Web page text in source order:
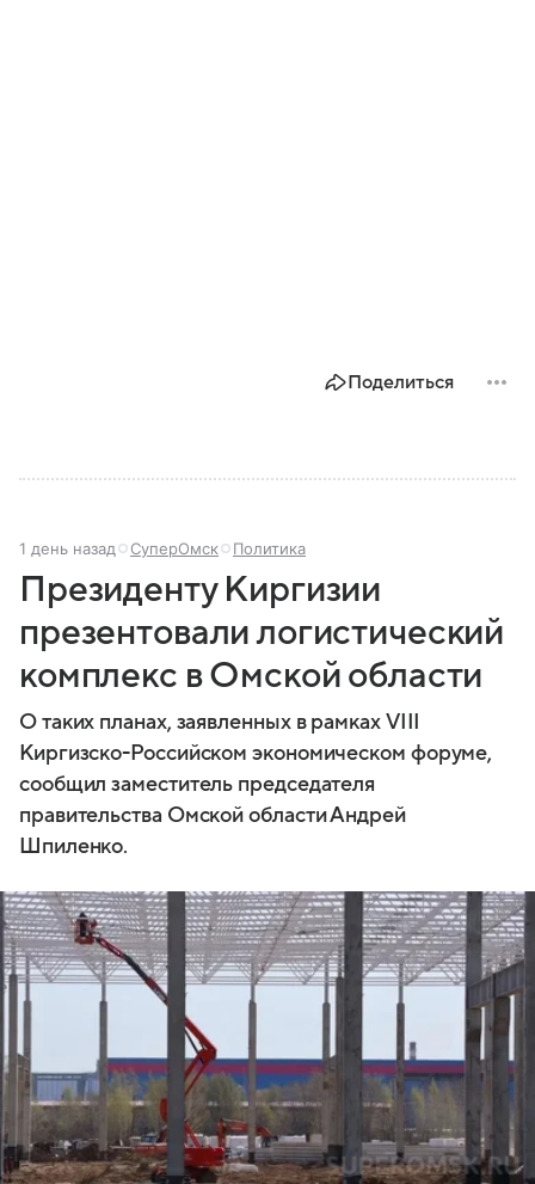
Поделиться
1 день назад СуперОмск Политика
Президенту Киргизии
презентовали логистический
комплекс в Омской области
О таких планах, заявленных в рамках VIII
Киргизско-Российском экономическом форуме,
сообщил заместитель председателя
правительства Омской области Андрей
Шпиленко.